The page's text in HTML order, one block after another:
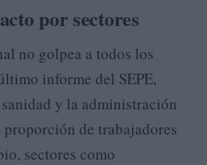
por sectores
no golpea a todos los
informe del SEPE,
y la administración
de trabajadores
sectores como